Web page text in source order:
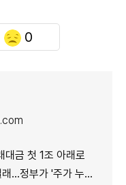
0
대금 첫 1조 아래로
가 누르기'에 칼 빼든 이유